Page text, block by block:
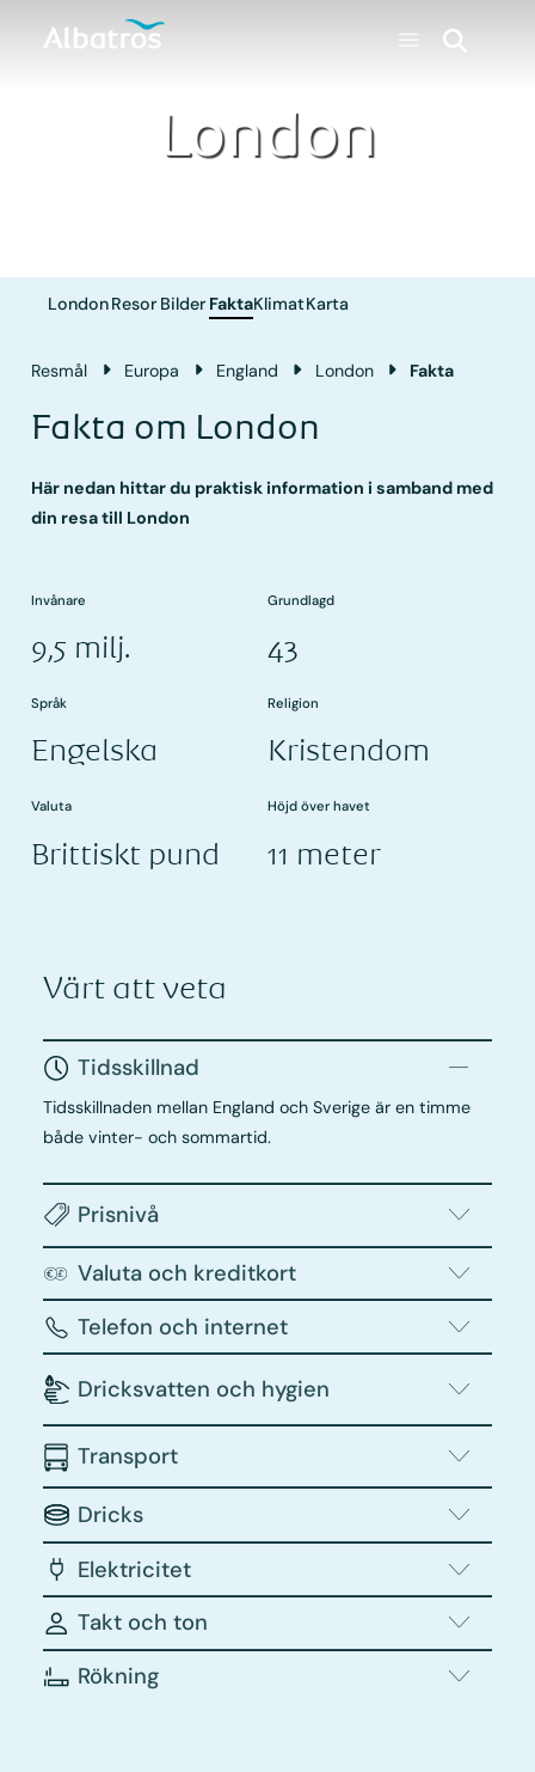
London
LondonResor Bilder FaktaKlimatKarta
Resmål Europa England London Fakta
Fakta om London
Här nedan hittar du praktisk information i samband med
din resa till London
Invånare
9,5 milj.
Grundlagd
43
Språk
Engelska
Religion
Kristendom
Valuta
Brittiskt pund
Höjd över havet
11 meter
Värt att veta
Tidsskillnad
Tidsskillnaden mellan England och Sverige är en timme
både vinter- och sommartid.
Prisnivå
Valuta och kreditkort
Telefon och internet
Dricksvatten och hygien
Transport
Dricks
Elektricitet
Takt och ton
Rökning